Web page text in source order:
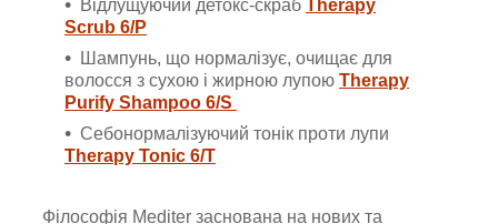
Відлущуючий детокс-скраб Therapy
Scrub 6/P
Шампунь, що нормалізує, очищає для
волосся з сухою і жирною лупою Therapy
Purify Shampoo 6/S
Себонормалізуючий тонік проти лупи
Therapy Tonic 6/T
Філософія Mediter заснована на нових та